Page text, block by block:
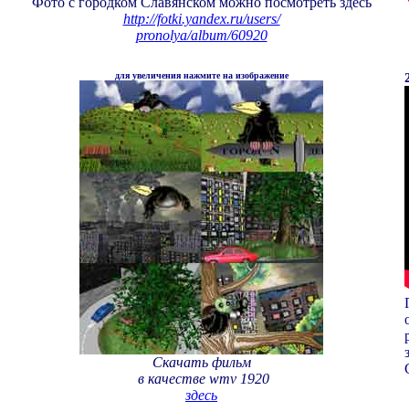
http://fotki.yandex.ru/users/
pronolya/album/60920
для увеличения нажмите на изображение
Скачать фильм
в качестве wmv 1920
здесь